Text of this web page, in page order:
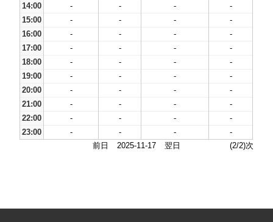
14:00
- - -
-
15:00
- - -
-
16:00
- - -
-
17:00
- - -
-
18:00
- - -
-
19:00
- - -
-
20:00
- - -
-
21:00
- - -
-
22:00
- - -
-
23:00
- - -
-
前日
2025-11-17 翌日 (2/2)次